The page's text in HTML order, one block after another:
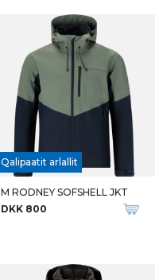
Qalipaatit arlallit
M RODNEY SOFSHELL JKT
DKK 800